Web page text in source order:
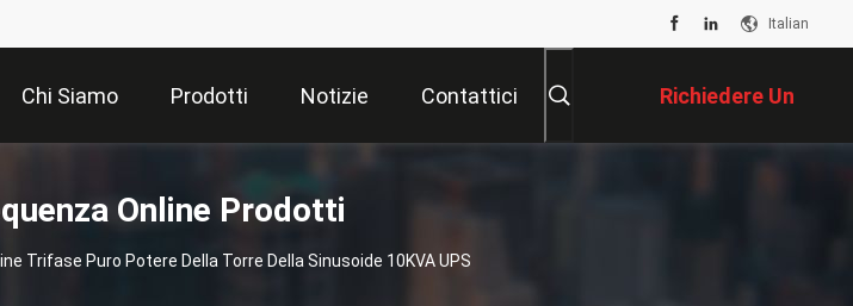
Italian
Chi Siamo Prodotti Notizie Contattici Richiedere Un
Preventivo
Online Prodotti
Trifase Puro Potere Della Torre Della Sinusoide 10KVA UPS